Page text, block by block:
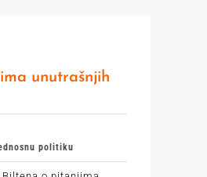
unutrašnjih
politiku